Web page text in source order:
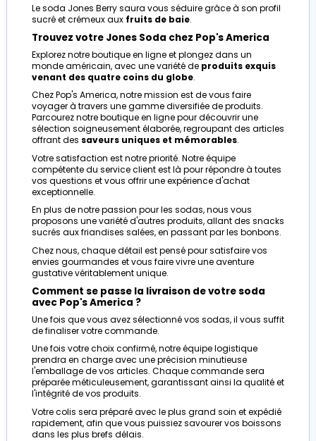
Le soda Jones Berry saura vous séduire grâce à son profil
sucré et crémeux aux fruits de baie.
Trouvez votre Jones Soda chez Pop's America
Explorez notre boutique en ligne et plongez dans un
monde américain, avec une variété de produits exquis
venant des quatre coins du globe.
Chez Pop's America, notre mission est de vous faire
voyager à travers une gamme diversifiée de produits.
Parcourez notre boutique en ligne pour découvrir une
sélection soigneusement élaborée, regroupant des articles
offrant des saveurs uniques et mémorables.
Votre satisfaction est notre priorité. Notre équipe
compétente du service client est là pour répondre à toutes
vos questions et vous offrir une expérience d'achat
exceptionnelle.
En plus de notre passion pour les sodas, nous vous
proposons une variété d'autres produits, allant des snacks
sucrés aux friandises salées, en passant par les bonbons.
Chez nous, chaque détail est pensé pour satisfaire vos
envies gourmandes et vous faire vivre une aventure
gustative véritablement unique.
Comment se passe la livraison de votre soda
avec Pop's America ?
Une fois que vous avez sélectionné vos sodas, il vous suffit
de finaliser votre commande.
Une fois votre choix confirmé, notre équipe logistique
prendra en charge avec une précision minutieuse
l'emballage de vos articles. Chaque commande sera
préparée méticuleusement, garantissant ainsi la qualité et
l'intégrité de vos produits.
Votre colis sera préparé avec le plus grand soin et expédié
rapidement, afin que vous puissiez savourer vos boissons
dans les plus brefs délais.